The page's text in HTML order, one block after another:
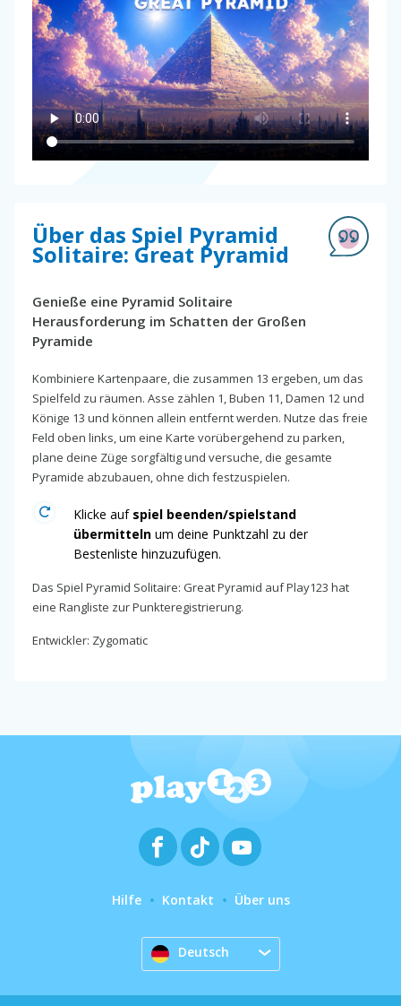
Über das Spiel Pyramid
Solitaire: Great Pyramid
Genieße eine Pyramid Solitaire
Herausforderung im Schatten der Großen
Pyramide
Kombiniere Kartenpaare, die zusammen 13 ergeben, um das
Spielfeld zu räumen. Asse zählen 1, Buben 11, Damen 12 und
Könige 13 und können allein entfernt werden. Nutze das freie
Feld oben links, um eine Karte vorübergehend zu parken,
plane deine Züge sorgfältig und versuche, die gesamte
Pyramide abzubauen, ohne dich festzuspielen.
Klicke auf spiel beenden/spielstand
übermitteln um deine Punktzahl zu der
Bestenliste hinzuzufügen.
Das Spiel Pyramid Solitaire: Great Pyramid auf Play123 hat
eine Rangliste zur Punkteregistrierung.
Entwickler: Zygomatic
Hilfe Kontakt Über uns
Deutsch